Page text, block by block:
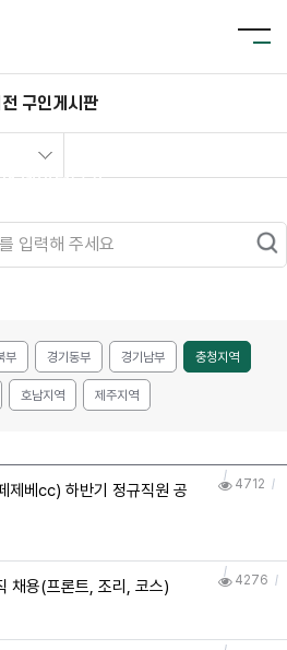
구인게시판
데이터보기
부 경기동부 경기남부 충청지역
호남지역 제주지역
제베cc) 하반기 정규직원 공
4712
채용(프론트, 조리, 코스) 4276